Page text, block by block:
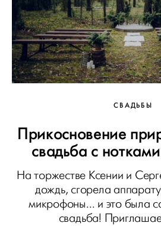
СВАДЬБЫ
Прикосновение
свадьба с
На торжестве Ксении и
дождь, сгорела
микрофоны... и это была
свадьба!